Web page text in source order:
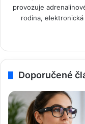
provozuje
rodina,
Doporučené